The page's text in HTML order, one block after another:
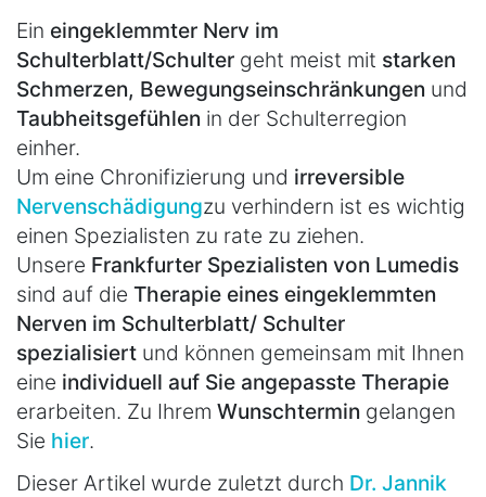
Ein eingeklemmter Nerv im
Schulterblatt/Schulter geht meist mit starken
Schmerzen, Bewegungseinschränkungen und
Taubheitsgefühlen in der Schulterregion
einher.
Um eine Chronifizierung und irreversible
Nervenschädigungzu verhindern ist es wichtig
einen Spezialisten zu rate zu ziehen.
Unsere Frankfurter Spezialisten von Lumedis
sind auf die Therapie eines eingeklemmten
Nerven im Schulterblatt/ Schulter
spezialisiert und können gemeinsam mit Ihnen
eine individuell auf Sie angepasste Therapie
erarbeiten. Zu Ihrem Wunschtermin gelangen
Sie hier.
Dieser Artikel wurde zuletzt durch Dr. Jannik